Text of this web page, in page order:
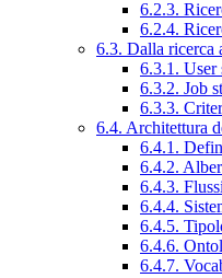
6.2.3.
6.2.4.
6.3. Dalla ricerca
6.3.1. User
6.3.2. Job
6.3.3.
6.4. Architettura
6.4.1.
6.4.2.
6.4.3.
6.4.4.
6.4.5.
6.4.6.
6.4.7.